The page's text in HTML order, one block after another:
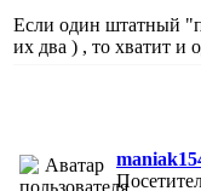
Если один штатный
их два ) , то хватит и